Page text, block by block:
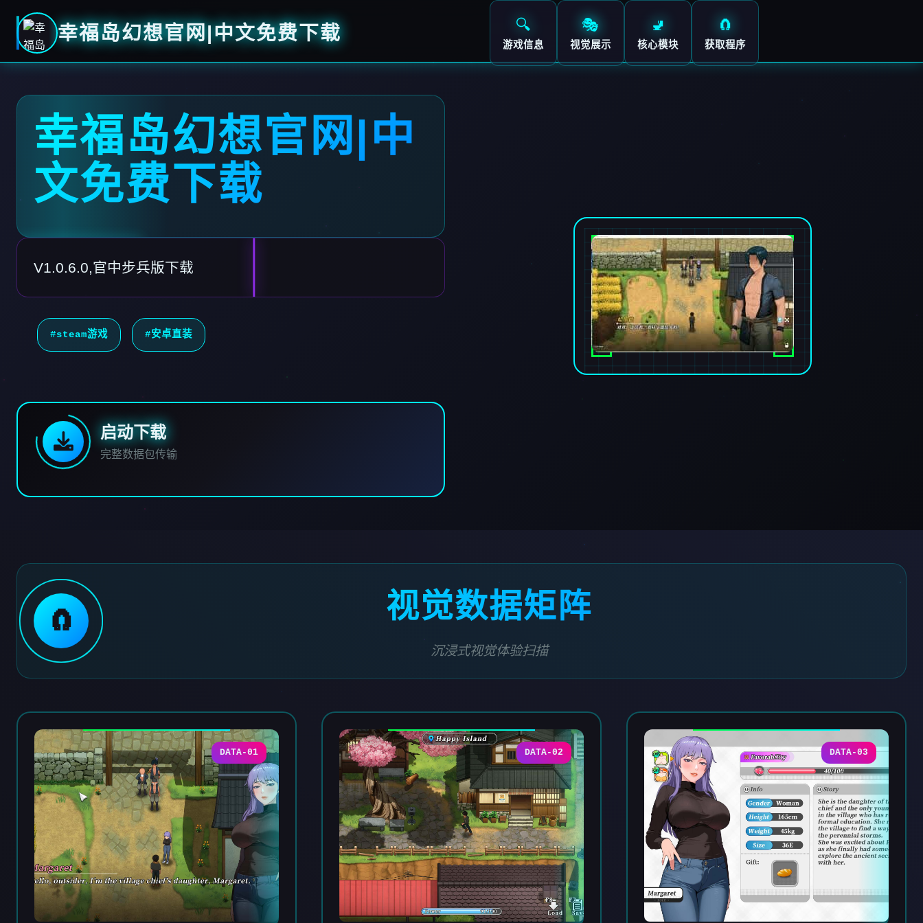
幸福岛幻想官网|中文免费下载 🔍
游戏信息
🎭
视觉展示
🚽
核心模块
🧲
获取程序
幸福岛幻想官网|中
文免费下载
V1.0.6.0,官中步兵版下载
#steam游戏 #安卓直装
启动下载
完整数据包传输
🧲 视觉数据矩阵
沉浸式视觉体验扫描
DATA-01 DATA-02 DATA-03